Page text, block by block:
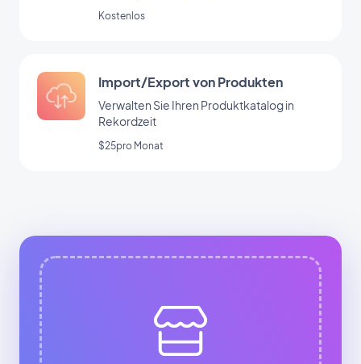
Kostenlos
Import/Export von Produkten
Verwalten Sie Ihren Produktkatalog in
Rekordzeit
$25pro Monat